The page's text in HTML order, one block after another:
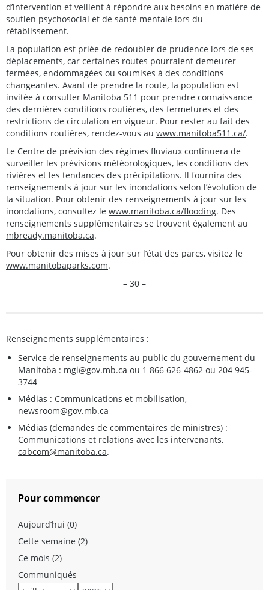
d’intervention et veillent à répondre aux besoins en matière de
soutien psychosocial et de santé mentale lors du
rétablissement.
La population est priée de redoubler de prudence lors de ses
déplacements, car certaines routes pourraient demeurer
fermées, endommagées ou soumises à des conditions
changeantes. Avant de prendre la route, la population est
invitée à consulter Manitoba 511 pour prendre connaissance
des dernières conditions routières, des fermetures et des
restrictions de circulation en vigueur. Pour rester au fait des
conditions routières, rendez-vous au www.manitoba511.ca/.
Le Centre de prévision des régimes fluviaux continuera de
surveiller les prévisions météorologiques, les conditions des
rivières et les tendances des précipitations. Il fournira des
renseignements à jour sur les inondations selon l’évolution de
la situation. Pour obtenir des renseignements à jour sur les
inondations, consultez le www.manitoba.ca/flooding. Des
renseignements supplémentaires se trouvent également au
mbready.manitoba.ca.
Pour obtenir des mises à jour sur l’état des parcs, visitez le
www.manitobaparks.com.
– 30 –
Renseignements supplémentaires :
Service de renseignements au public du gouvernement du
Manitoba : mgi@gov.mb.ca ou 1 866 626-4862 ou 204 945-
3744
Médias : Communications et mobilisation,
newsroom@gov.mb.ca
Médias (demandes de commentaires de ministres) :
Communications et relations avec les intervenants,
cabcom@manitoba.ca.
Pour commencer
Aujourd’hui (0)
Cette semaine (2)
Ce mois (2)
Communiqués